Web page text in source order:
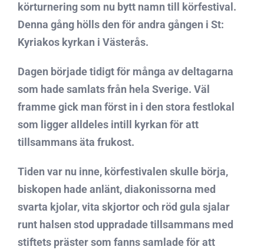
körturnering som nu bytt namn till körfestival.
Denna gång hölls den för andra gången i St:
Kyriakos kyrkan i Västerås.
Dagen började tidigt för många av deltagarna
som hade samlats från hela Sverige. Väl
framme gick man först in i den stora festlokal
som ligger alldeles intill kyrkan för att
tillsammans äta frukost.
Tiden var nu inne, körfestivalen skulle börja,
biskopen hade anlänt, diakonissorna med
svarta kjolar, vita skjortor och röd gula sjalar
runt halsen stod uppradade tillsammans med
stiftets präster som fanns samlade för att